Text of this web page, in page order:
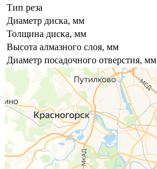
Тип реза
Диаметр диска, мм
Толщина диска, мм
Высота алмазного слоя, мм
Диаметр посадочного отверстия, мм